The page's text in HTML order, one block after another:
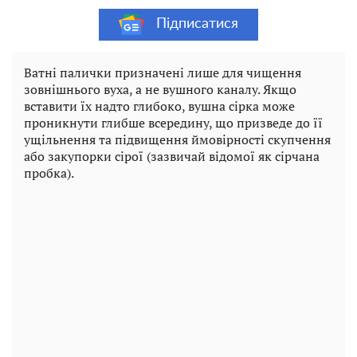
Підписатися
Ватні палички призначені лише для чищення
зовнішнього вуха, а не вушного каналу. Якщо
вставити їх надто глибоко, вушна сірка може
проникнути глибше всередину, що призведе до її
ущільнення та підвищення ймовірності скупчення
або закупорки сірої (зазвичай відомої як сірчана
пробка).